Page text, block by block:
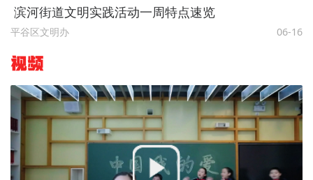
滨河街道文明实践活动一周特点速览
平谷区文明办 06-16
视频